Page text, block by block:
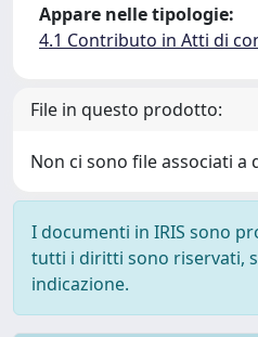
Appare nelle tipologie:
4.1 Contributo in Atti di
File in questo prodotto:
Non ci sono file associati
I documenti in IRIS sono
tutti i diritti sono riservati,
indicazione.